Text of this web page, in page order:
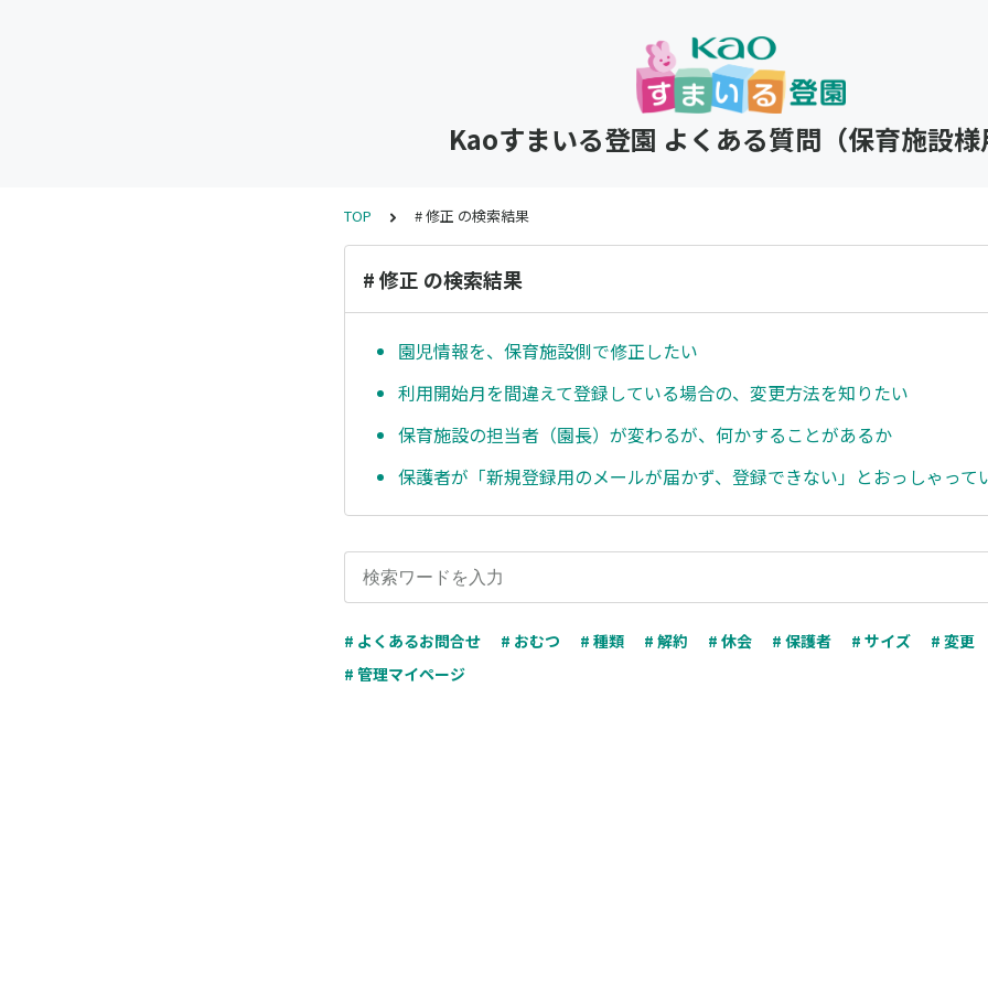
Kaoすまいる登園 よくある質問（保育施設様
TOP # 修正 の検索結果
# 修正 の検索結果
園児情報を、保育施設側で修正したい
利用開始月を間違えて登録している場合の、変更方法を知りたい
保育施設の担当者（園長）が変わるが、何かすることがあるか
保護者が「新規登録用のメールが届かず、登録できない」とおっしゃって
# よくあるお問合せ # おむつ # 種類 # 解約 # 休会 # 保護者 # サイズ # 変更
# 管理マイページ